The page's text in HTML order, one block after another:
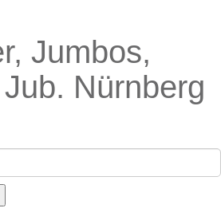
Jumbos,
Nürnberg